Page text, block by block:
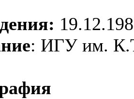
: ИГУ им.